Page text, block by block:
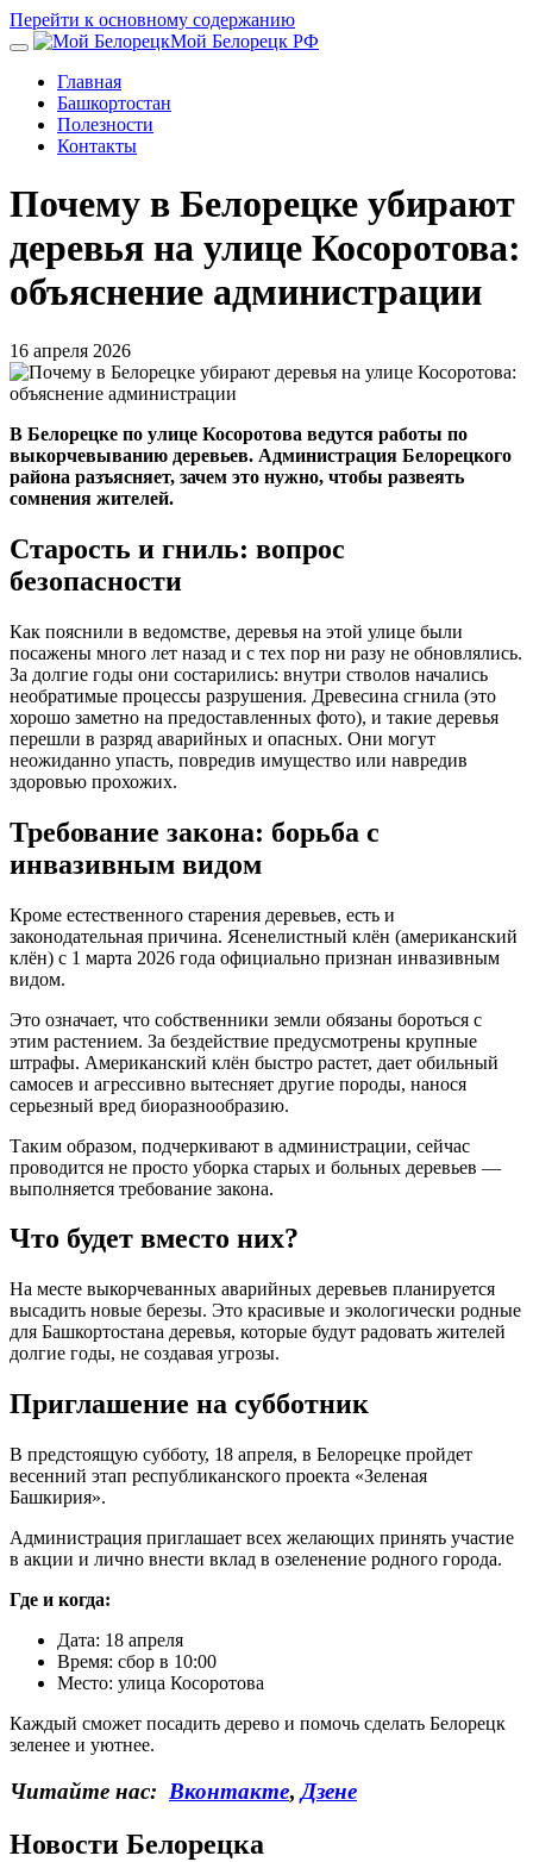
Перейти к основному содержанию
Мой Белорецк РФ
Главная
Башкортостан
Полезности
Контакты
Почему в Белорецке убирают
деревья на улице Косоротова:
объяснение администрации
16 апреля 2026
В Белорецке по улице Косоротова ведутся работы по
выкорчевыванию деревьев. Администрация Белорецкого
района разъясняет, зачем это нужно, чтобы развеять
сомнения жителей.
Старость и гниль: вопрос
безопасности
Как пояснили в ведомстве, деревья на этой улице были
посажены много лет назад и с тех пор ни разу не обновлялись.
За долгие годы они состарились: внутри стволов начались
необратимые процессы разрушения. Древесина сгнила (это
хорошо заметно на предоставленных фото), и такие деревья
перешли в разряд аварийных и опасных. Они могут
неожиданно упасть, повредив имущество или навредив
здоровью прохожих.
Требование закона: борьба с
инвазивным видом
Кроме естественного старения деревьев, есть и
законодательная причина. Ясенелистный клён (американский
клён) с 1 марта 2026 года официально признан инвазивным
видом.
Это означает, что собственники земли обязаны бороться с
этим растением. За бездействие предусмотрены крупные
штрафы. Американский клён быстро растет, дает обильный
самосев и агрессивно вытесняет другие породы, нанося
серьезный вред биоразнообразию.
Таким образом, подчеркивают в администрации, сейчас
проводится не просто уборка старых и больных деревьев —
выполняется требование закона.
Что будет вместо них?
На месте выкорчеванных аварийных деревьев планируется
высадить новые березы. Это красивые и экологически родные
для Башкортостана деревья, которые будут радовать жителей
долгие годы, не создавая угрозы.
Приглашение на субботник
В предстоящую субботу, 18 апреля, в Белорецке пройдет
весенний этап республиканского проекта «Зеленая
Башкирия».
Администрация приглашает всех желающих принять участие
в акции и лично внести вклад в озеленение родного города.
Где и когда:
Дата: 18 апреля
Время: сбор в 10:00
Место: улица Косоротова
Каждый сможет посадить дерево и помочь сделать Белорецк
зеленее и уютнее.
Читайте нас: Вконтакте, Дзене
Новости Белорецка